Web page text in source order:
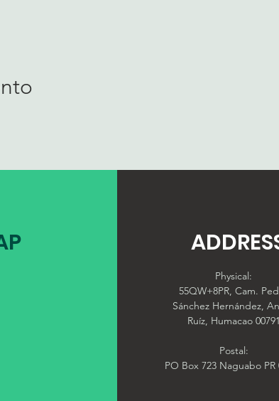
Physical:
55QW+8PR, Cam.
Sánchez Hernández,
Ruíz, Humacao 00791
Postal:
PO Box 723 Naguabo PR